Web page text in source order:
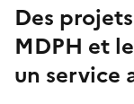
Des
MDPH et
un service